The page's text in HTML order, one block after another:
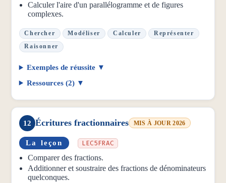
Calculer l'aire d'un parallélogramme et de figures
complexes.
Chercher Modéliser Calculer
Représenter
Raisonner
Exemples de réussite
Ressources (2)
12 Écritures fractionnaires MIS À JOUR 2026
La leçon LEC5FRAC
Comparer des fractions.
Additionner et soustraire des fractions de dénominateurs
quelconques.